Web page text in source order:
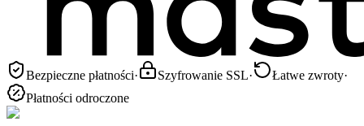
Bezpieczne płatności· Szyfrowanie SSL· Łatwe zwroty·
Płatności odroczone